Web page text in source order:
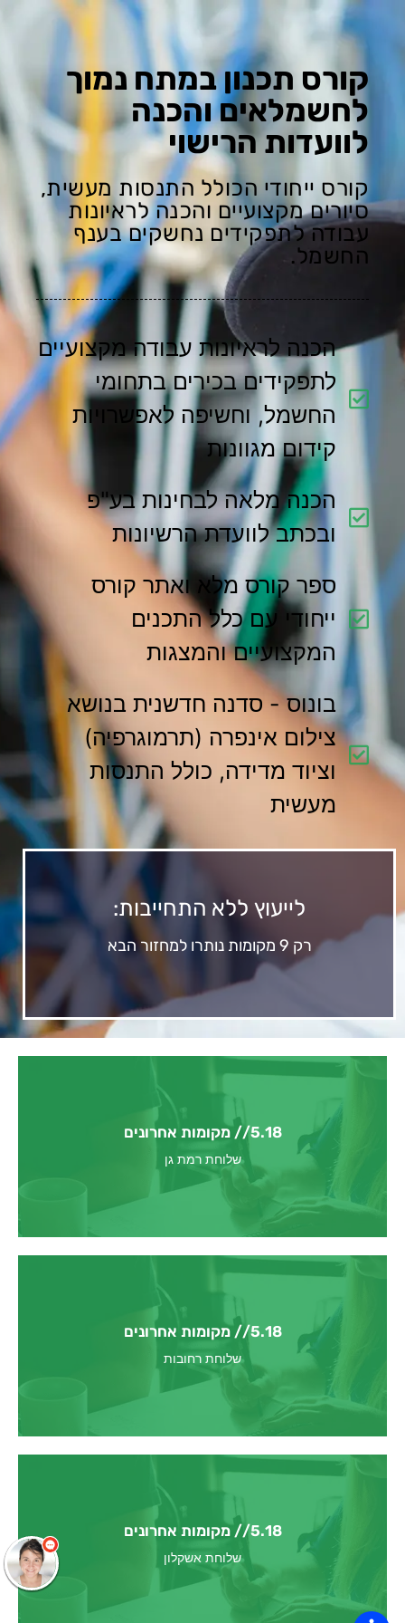
קורס תכנון במתח נמוך
לחשמלאים והכנה
לוועדות הרישוי
קורס ייחודי הכולל התנסות מעשית,
סיורים מקצועיים והכנה לראיונות
עבודה לתפקידים נחשקים בענף
החשמל.
הכנה לראיונות עבודה מקצועיים
לתפקידים בכירים בתחומי
החשמל, וחשיפה לאפשרויות
קידום מגוונות
הכנה מלאה לבחינות בע"פ
ובכתב לוועדת הרשיונות
ספר קורס מלא ואתר קורס
ייחודי עם כלל התכנים
המקצועיים והמצגות
בונוס - סדנה חדשנית בנושא
צילום אינפרה (תרמוגרפיה)
וציוד מדידה, כולל התנסות
מעשית
לייעוץ ללא התחייבות:
רק 9 מקומות נותרו למחזור הבא
5.18 // מקומות אחרונים
שלוחת רמת גן
5.18 // מקומות אחרונים
שלוחת רחובות
5.18 // מקומות אחרונים
שלוחת אשקלון
הצ'אטבוט של האתר!